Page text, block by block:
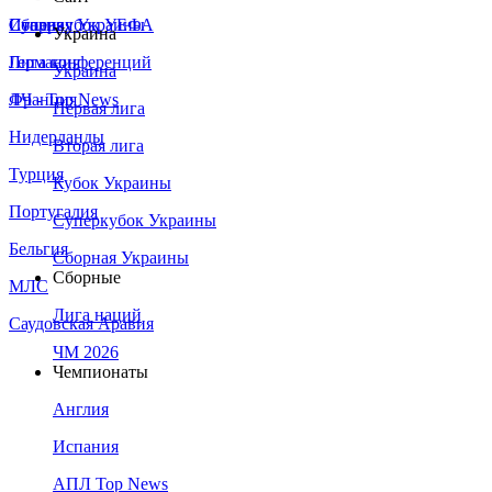
Сборная Украины
Италия
Германия
Франция
Нидерланды
Турция
Португалия
Бельгия
МЛС
Саудовская Аравия
Суперкубок УЕФА
Лига конференций
ЛЧ - Top News
Украина
Украина
Первая лига
Вторая лига
Кубок Украины
Суперкубок Украины
Сборная Украины
Сборные
Лига наций
ЧМ 2026
Чемпионаты
Англия
Испания
АПЛ Top News